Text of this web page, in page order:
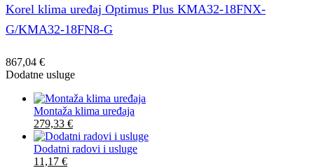
Korel klima uređaj Optimus Plus KMA32-18FNX-
G/KMA32-18FN8-G
867,04 €
Dodatne usluge
Montaža klima uređaja
279,33 €
Dodatni radovi i usluge
11,17 €